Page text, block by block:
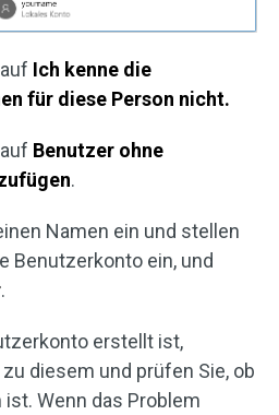
Ich kenne die
für diese Person nicht.
Benutzer ohne
.
Namen ein und stellen
Benutzerkonto ein, und
.
erstellt ist,
diesem und prüfen Sie, ob
Wenn das Problem